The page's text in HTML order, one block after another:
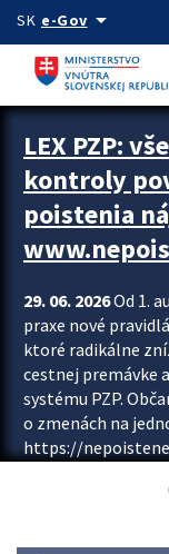
Preskocit na hlavný
SK e-Govarrow_drop_down
Zastavit automatický
LEX PZP:
kontroly
poistenia
29. 06. 2026Od 1.
praxe nové
ktoré radikálne
cestnej premávke
systému PZP.
o zmenách na
https://
asociácie